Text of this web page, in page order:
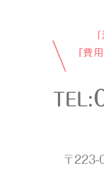
TEL:
〒223-